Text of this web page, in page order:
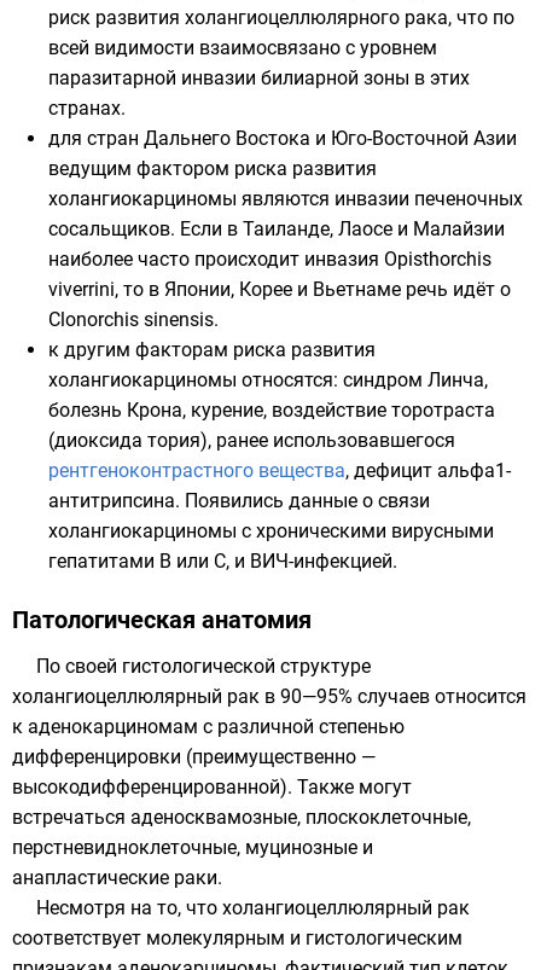
риск развития холангиоцеллюлярного рака, что по
всей видимости взаимосвязано с уровнем
паразитарной инвазии билиарной зоны в этих
странах.
для стран Дальнего Востока и Юго-Восточной Азии
ведущим фактором риска развития
холангиокарциномы являются инвазии печеночных
сосальщиков. Если в Таиланде, Лаосе и Малайзии
наиболее часто происходит инвазия Opisthorchis
viverrini, то в Японии, Корее и Вьетнаме речь идёт о
Clonorchis sinensis.
к другим факторам риска развития
холангиокарциномы относятся: синдром Линча,
болезнь Крона, курение, воздействие торотраста
(диоксида тория), ранее использовавшегося
рентгеноконтрастного вещества, дефицит альфа1-
антитрипсина. Появились данные о связи
холангиокарциномы с хроническими вирусными
гепатитами B или С, и ВИЧ-инфекцией.
Патологическая анатомия
По своей гистологической структуре
холангиоцеллюлярный рак в 90—95% случаев относится
к аденокарциномам с различной степенью
дифференцировки (преимущественно —
высокодифференцированной). Также могут
встречаться аденосквамозные, плоскоклеточные,
перстневидноклеточные, муцинозные и
анапластические раки.
Несмотря на то, что холангиоцеллюлярный рак
соответствует молекулярным и гистологическим